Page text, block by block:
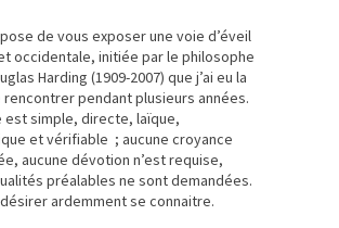
de vous exposer une voie d’éveil
occidentale, initiée par le philosophe
Harding (1909-2007) que j’ai eu la
rencontrer pendant plusieurs années.
est simple, directe, laïque,
et vérifiable ; aucune croyance
aucune dévotion n’est requise,
préalables ne sont demandées.
ardemment se connaitre.